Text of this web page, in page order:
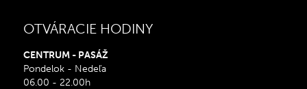
OTVÁRACIE HODINY
CENTRUM - PASÁŽ
Pondelok - Nedeľa
06.00 - 22.00h